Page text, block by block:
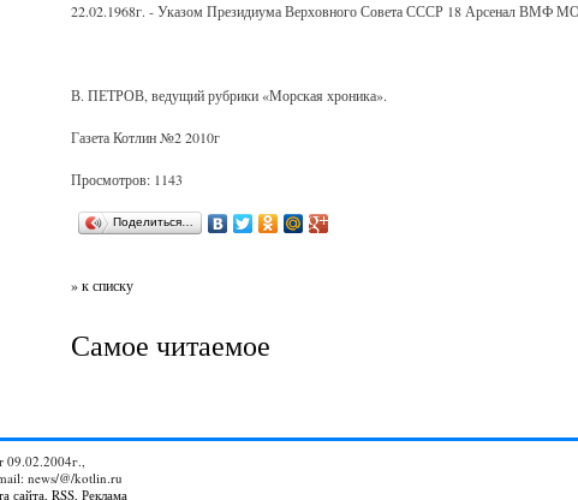
22.02.1968г. - Указом Президиума Верховного Совета СССР 18 Арсенал ВМФ МО
В. ПЕТРОВ, ведущий рубрики «Морская хроника».
Газета Котлин №2 2010г
Просмотров: 1143
Поделиться…
» к списку
Самое читаемое
09.02.2004г.,
news/@/kotlin.ru
сайта, RSS, Реклама